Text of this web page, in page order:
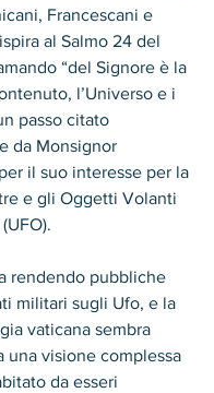
Francescani e
al Salmo 24 del
“del Signore è la
l’Universo e i
passo citato
da Monsignor
il suo interesse per la
e gli Oggetti Volanti
rendendo pubbliche
militari sugli Ufo, e la
vaticana sembra
una visione complessa
da esseri